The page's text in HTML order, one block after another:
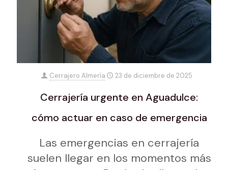
Cerrajero Almería 23 de diciembre de 2025
Cerrajería urgente en Aguadulce:
cómo actuar en caso de emergencia
Las emergencias en cerrajería
suelen llegar en los momentos más